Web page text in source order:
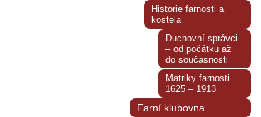
Historie farnosti a
kostela
Duchovní správci
– od počátku až
do současnosti
Matriky farnosti
1625 – 1913
Farní klubovna